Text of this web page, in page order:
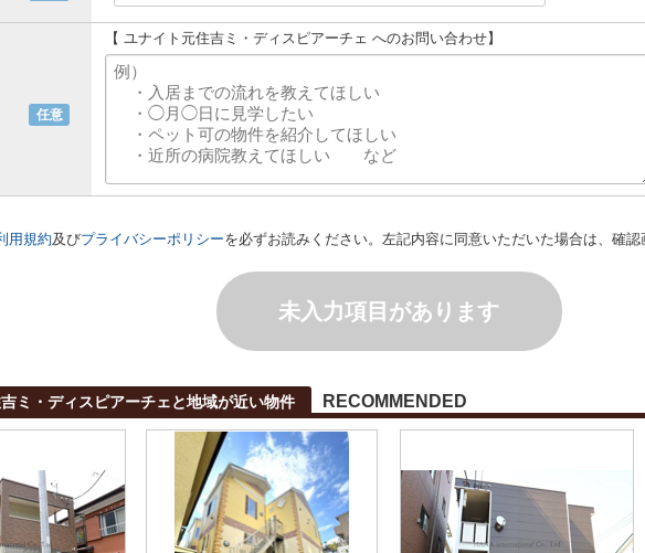
任意
【 ユナイト元住吉ミ・ディスピアーチェ へのお問い合わせ】
用規約及びプライバシーポリシーを必ずお読みください。左記内容に同意いただいた場合は、確認
未入力項目があります
ミ・ディスピアーチェと地域が近い物件 RECOMMENDED